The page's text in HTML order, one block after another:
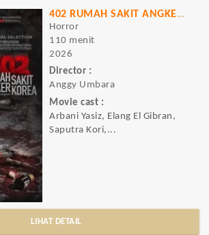
402 RUMAH SAKIT ANGKER KOREA
Horror
110 menit
2026
Director :
Anggy Umbara
Movie cast :
Arbani Yasiz, Elang El Gibran,
Saputra Kori,...
LIHAT DETAIL